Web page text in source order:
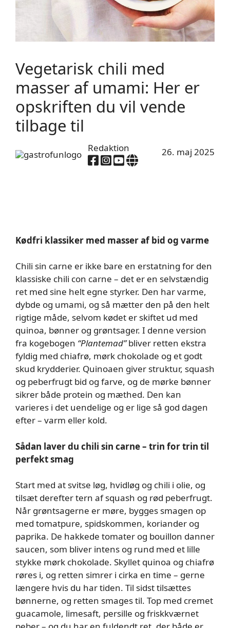
Vegetarisk chili med
masser af umami: Her er
opskriften du vil vende
tilbage til
Redaktion 26. maj 2025
Kødfri klassiker med masser af bid og varme
Chili sin carne er ikke bare en erstatning for den
klassiske chili con carne – det er en selvstændig
ret med sine helt egne styrker. Den har varme,
dybde og umami, og så mætter den på den helt
rigtige måde, selvom kødet er skiftet ud med
quinoa, bønner og grøntsager. I denne version
fra kogebogen “Plantemad”bliver retten ekstra
fyldig med chiafrø, mørk chokolade og et godt
skud krydderier. Quinoaen giver struktur, squash
og peberfrugt bid og farve, og de mørke bønner
sikrer både protein og mæthed. Den kan
varieres i det uendelige og er lige så god dagen
efter – varm eller kold.
Sådan laver du chili sin carne – trin for trin til
perfekt smag
Start med at svitse løg, hvidløg og chili i olie, og
tilsæt derefter tern af squash og rød peberfrugt.
Når grøntsagerne er møre, bygges smagen op
med tomatpure, spidskommen, koriander og
paprika. De hakkede tomater og bouillon danner
saucen, som bliver intens og rund med et lille
stykke mørk chokolade. Skyllet quinoa og chiafrø
røres i, og retten simrer i cirka en time – gerne
længere hvis du har tiden. Til sidst tilsættes
bønnerne, og retten smages til. Top med cremet
guacamole, limesaft, persille og friskkværnet